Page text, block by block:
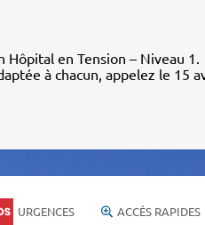
Hôpital en Tension – Niveau 1.
à chacun, appelez le 15
URGENCES ACCÈS RAPIDES